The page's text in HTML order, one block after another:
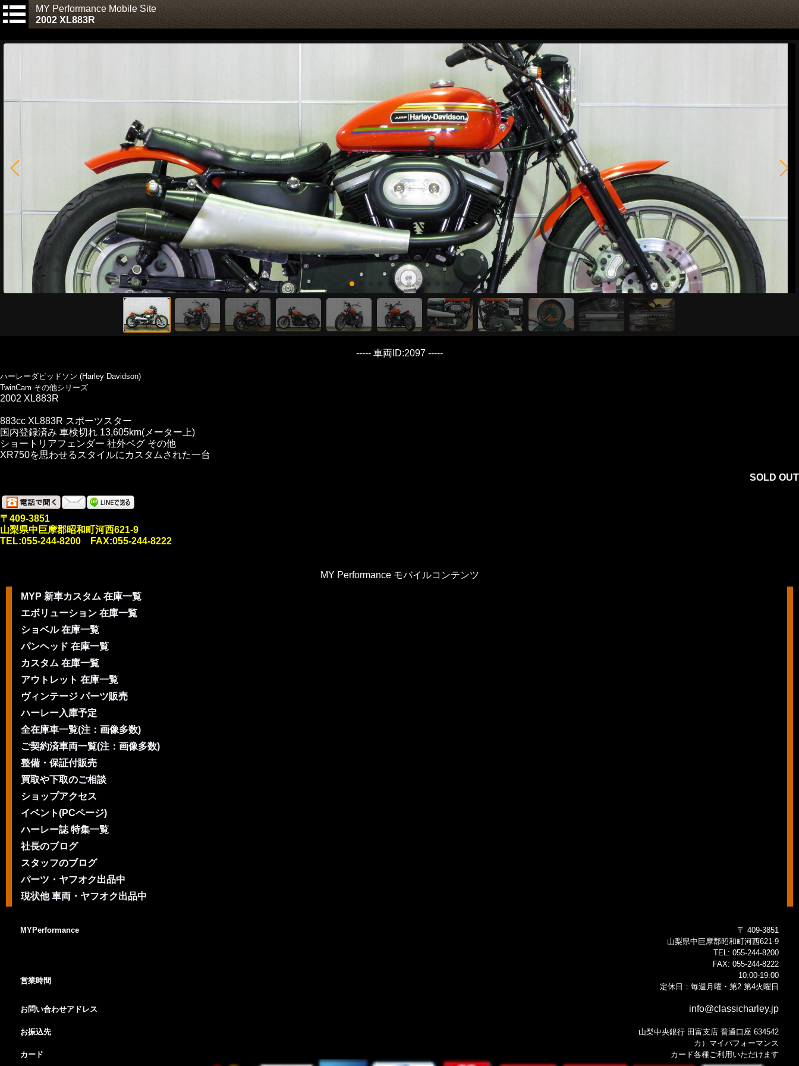
MY Performance Mobile Site
2002 XL883R
----- 車両ID:2097 -----
ハーレーダビッドソン (Harley Davidson)
TwinCam その他シリーズ
2002 XL883R
883cc XL883R スポーツスター
国内登録済み 車検切れ 13,605km(メーター上)
ショートリアフェンダー 社外ペグ その他
XR750を思わせるスタイルにカスタムされた一台
SOLD OUT
〒409-3851
山梨県中巨摩郡昭和町河西621-9
TEL:055-244-8200 FAX:055-244-8222
MY Performance モバイルコンテンツ
MYP 新車カスタム 在庫一覧
エボリューション 在庫一覧
ショベル 在庫一覧
パンヘッド 在庫一覧
カスタム 在庫一覧
アウトレット 在庫一覧
ヴィンテージ パーツ販売
ハーレー入庫予定
全在庫車一覧(注：画像多数)
ご契約済車両一覧(注：画像多数)
整備・保証付販売
買取や下取のご相談
ショップアクセス
イベント(PCページ)
ハーレー誌 特集一覧
社長のブログ
スタッフのブログ
パーツ・ヤフオク出品中
現状他 車両・ヤフオク出品中
MYPerformance
〒 409-3851
山梨県中巨摩郡昭和町河西621-9
TEL: 055-244-8200
FAX: 055-244-8222
営業時間
10:00-19:00
定休日：毎週月曜・第2 第4火曜日
お問い合わせアドレス info@classicharley.jp
お振込先
山梨中央銀行 田富支店 普通口座 634542
カ）マイパフォーマンス
カード
カード各種ご利用いただけます